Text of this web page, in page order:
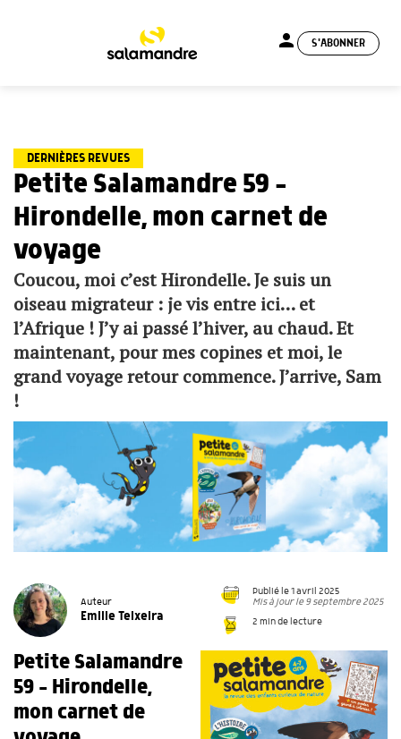
person S'ABONNER
DERNIÈRES REVUES
Petite Salamandre 59 –
Hirondelle, mon carnet de
voyage
Coucou, moi c’est Hirondelle. Je suis un
oiseau migrateur : je vis entre ici… et
l’Afrique ! J’y ai passé l’hiver, au chaud. Et
maintenant, pour mes copines et moi, le
grand voyage retour commence. J’arrive, Sam
!
Auteur
Emilie Teixeira
Publié le 1 avril 2025
Mis à jour le 9 septembre 2025
2 min de lecture
Petite Salamandre
59 - Hirondelle,
mon carnet de